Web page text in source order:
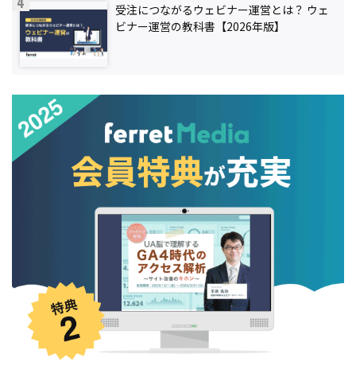
受注につながるウェビナー運営とは？ ウェ
ビナー運営の教科書【2026年版】